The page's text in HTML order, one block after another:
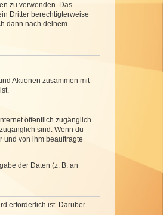
zu verwenden. Das
Dritter berechtigterweise
dann nach deinem
Aktionen zusammen mit
öffentlich zugänglich
sind. Wenn du
und von ihm beauftragte
der Daten (z. B. an
erforderlich ist. Darüber